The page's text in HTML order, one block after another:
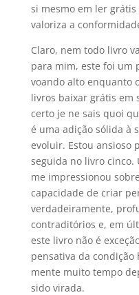
si mesmo em ler
valoriza a
Claro, nem todo livro
para mim, este foi um
voando alto enquanto
livros baixar grátis em
certo je ne sais quoi
é uma adição sólida à
evoluir. Estou ansioso
seguida no livro cinco.
me impressionou
capacidade de criar
verdadeiramente,
contraditórios e, em
este livro não é
pensativa da
mente muito tempo
sido virada.